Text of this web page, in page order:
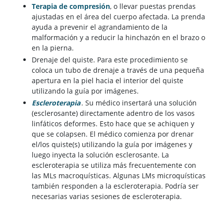
Terapia de compresión, o llevar puestas prendas
ajustadas en el área del cuerpo afectada. La prenda
ayuda a prevenir el agrandamiento de la
malformación y a reducir la hinchazón en el brazo o
en la pierna.
Drenaje del quiste. Para este procedimiento se
coloca un tubo de drenaje a través de una pequeña
apertura en la piel hacia el interior del quiste
utilizando la guía por imágenes.
Escleroterapia. Su médico insertará una solución
(esclerosante) directamente adentro de los vasos
linfáticos deformes. Esto hace que se achiquen y
que se colapsen. El médico comienza por drenar
el/los quiste(s) utilizando la guía por imágenes y
luego inyecta la solución esclerosante. La
escleroterapia se utiliza más frecuentemente con
las MLs macroquísticas. Algunas LMs microquísticas
también responden a la escleroterapia. Podría ser
necesarias varias sesiones de escleroterapia.